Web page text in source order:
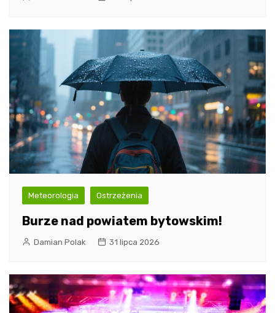
Meteorologia Ostrzeżenia
Burze nad powiatem bytowskim!
Damian Polak 31 lipca 2026